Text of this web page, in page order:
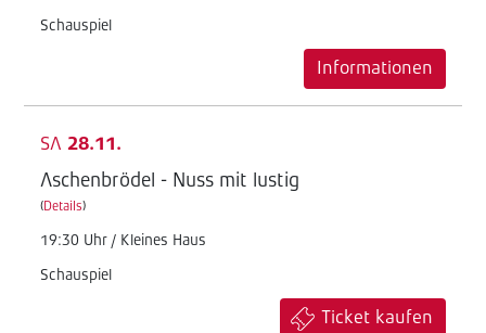
Schauspiel
Informationen
SA 28.11.
Aschenbrödel - Nuss mit lustig
(Details)
19:30 Uhr / Kleines Haus
Schauspiel
Ticket kaufen